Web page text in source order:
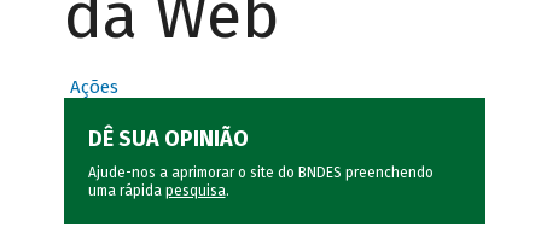
da Web
Ações
DÊ SUA OPINIÃO
Ajude-nos a aprimorar o site do BNDES preenchendo
uma rápida pesquisa.